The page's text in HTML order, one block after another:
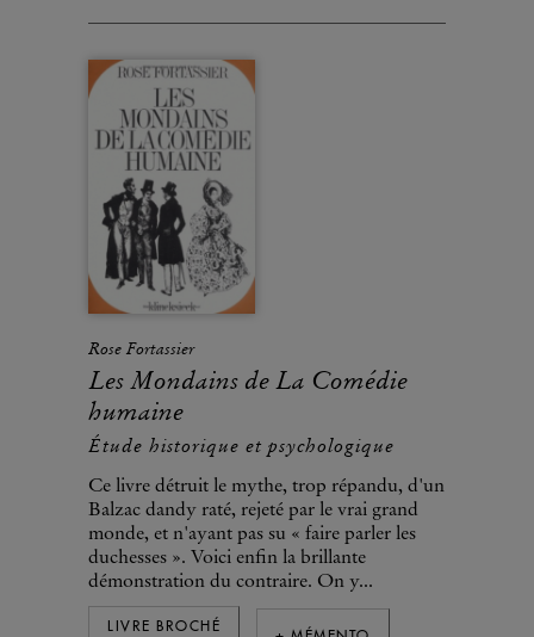
Rose Fortassier
Les Mondains de La Comédie
humaine
Étude historique et psychologique
Ce livre détruit le mythe, trop répandu, d'un
Balzac dandy raté, rejeté par le vrai grand
monde, et n'ayant pas su « faire parler les
duchesses ». Voici enfin la brillante
démonstration du contraire. On y...
LIVRE BROCHÉ